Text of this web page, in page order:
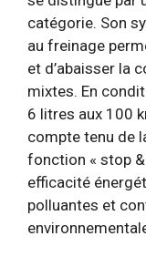
catégorie. Son
au freinage
et d’abaisser la
mixtes. En
6 litres aux 100
compte tenu de
fonction « stop
efficacité
polluantes et